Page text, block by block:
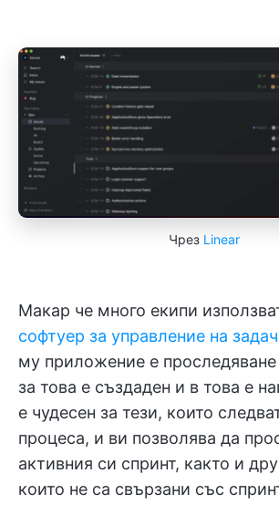
Чрез Linear
Макар че много екипи
софтуер за управление на
му приложение е проследяване
за това е създаден и в това е
е чудесен за тези, които
процеса, и ви позволява да
активния си спринт, както и
които не са свързани със